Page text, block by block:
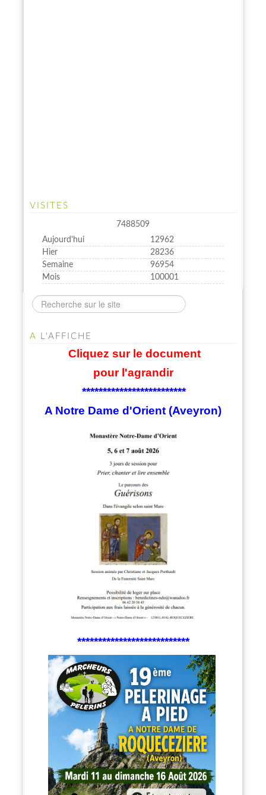
VISITES
7488509
Aujourd'hui
12962
Hier
28236
Semaine
96954
Mois
100001
A L'AFFICHE
Cliquez sur le document
pour l'agrandir
*************************
A Notre Dame d'Orient (Aveyron)
***************************